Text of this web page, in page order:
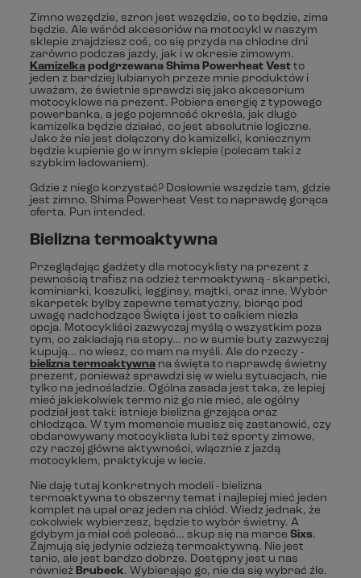
Zimno wszędzie, szron jest wszędzie, co to będzie, zima
będzie. Ale wśród akcesoriów na motocykl w naszym
sklepie znajdziesz coś, co się przyda na chłodne dni
zarówno podczas jazdy, jak i w okresie zimowym.
Kamizelka podgrzewana Shima Powerheat Vestto
jeden z bardziej lubianych przeze mnie produktów i
uważam, że świetnie sprawdzi się jako akcesorium
motocyklowe na prezent. Pobiera energię z typowego
powerbanka, a jego pojemność określa, jak długo
kamizelka będzie działać, co jest absolutnie logiczne.
Jako że nie jest dołączony do kamizelki, koniecznym
będzie kupienie go w innym sklepie (polecam taki z
szybkim ładowaniem).
Gdzie z niego korzystać? Dosłownie wszędzie tam, gdzie
jest zimno. Shima Powerheat Vest to naprawdę gorąca
oferta. Pun intended.
Bielizna termoaktywna
Przeglądając gadżety dla motocyklisty na prezent z
pewnością trafisz na odzież termoaktywną - skarpetki,
kominiarki, koszulki, legginsy, majtki, oraz inne. Wybór
skarpetek byłby zapewne tematyczny, biorąc pod
uwagę nadchodzące Święta i jest to całkiem niezła
opcja. Motocykliści zazwyczaj myślą o wszystkim poza
tym, co zakładają na stopy… no w sumie buty zazwyczaj
kupują… no wiesz, co mam na myśli. Ale do rzeczy -
bielizna termoaktywnana święta to naprawdę świetny
prezent, ponieważ sprawdzi się w wielu sytuacjach, nie
tylko na jednośladzie. Ogólna zasada jest taka, że lepiej
mieć jakiekolwiek termo niż go nie mieć, ale ogólny
podział jest taki: istnieje bielizna grzejąca oraz
chłodząca. W tym momencie musisz się zastanowić, czy
obdarowywany motocyklista lubi też sporty zimowe,
czy raczej główne aktywności, włącznie z jazdą
motocyklem, praktykuje w lecie.
Nie daję tutaj konkretnych modeli - bielizna
termoaktywna to obszerny temat i najlepiej mieć jeden
komplet na upał oraz jeden na chłód. Wiedz jednak, że
cokolwiek wybierzesz, będzie to wybór świetny. A
gdybym ja miał coś polecać… skup się na marce Sixs.
Zajmują się jedynie odzieżą termoaktywną. Nie jest
tanio, ale jest bardzo dobrze. Dostępny jest u nas
również Brubeck. Wybierając go, nie da się wybrać źle.